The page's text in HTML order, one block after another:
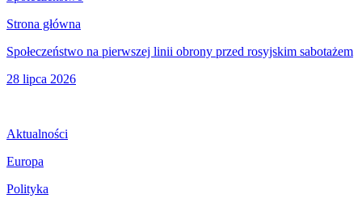
Strona główna
Społeczeństwo na pierwszej linii obrony przed rosyjskim sabotażem
28 lipca 2026
Aktualności
Europa
Polityka